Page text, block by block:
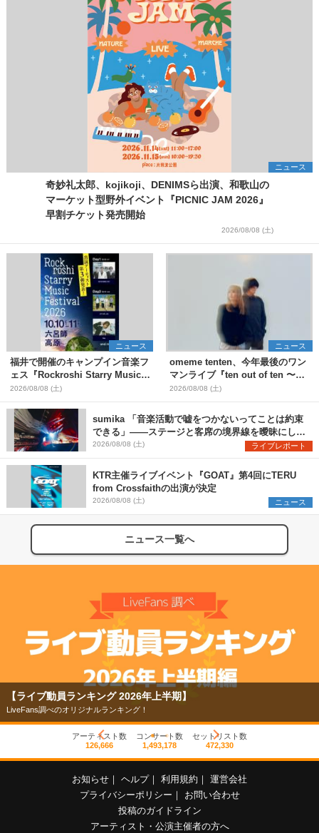
ニュース
奇妙礼太郎、kojikoji、DENIMSら出演、和歌山の
マーケット型野外イベント『PICNIC JAM 2026』
早割チケット発売開始
2026/08/08 (土)
ニュース
福井で開催のキャンプイン音楽フ
ェス『Rockroshi Starry Music
Festival 2026』第3弾出演者とし
てSCOOBIE DO、かりゆし58、
Reiを発表
2026/08/08 (土)
ニュース
omeme tenten、今年最後のワン
マンライブ『ten out of ten 〜
one man〜』を11月に開催決定
2026/08/08 (土)
sumika 「音楽活動で嘘をつかないってことは約束
できる」――ステージと客席の境界線を曖昧にし
た、ツアーファイナル武道館公演レポート
2026/08/08 (土) ライブレポート
KTR主催ライブイベント『GOAT』第4回にTERU
from Crossfaithの出演が決定
2026/08/08 (土) ニュース
ニュース一覧へ
【ライブ動員ランキング 2026年上半期】
LiveFans調べのオリジナルランキング！
アーティスト数
126,666
コンサート数
1,493,178
セットリスト数
472,330
お知らせ ｜ ヘルプ｜ 利用規約 ｜ 運営会社
プライバシーポリシー ｜
お問い合わせ
投稿のガイドライン
アーティスト・公演主催者の方へ